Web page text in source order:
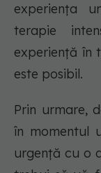
experiența
terapie
experiență în
este posibil.
Prin urmare,
în momentul
urgență cu o